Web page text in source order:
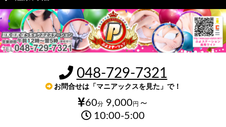
048-729-7321
お問合せは「マニアックスを見た」で！
60分9,000 円 ～
10:00-5:00